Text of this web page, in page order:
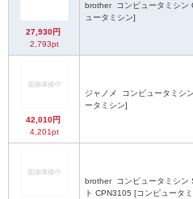
27,930円
2,793pt
brother
ュータミシン]
42,010円
4,201pt
ジャノメ
ータミシン]
brother
ト CPN3105 [コンピュータ